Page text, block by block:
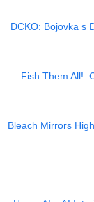
DCKO: Bojovka s
Fish Them All!:
Bleach Mirrors